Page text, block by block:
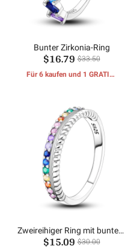
Bunter Zirkonia-Ring
$16.79 $33.50
Für 6 kaufen und 1 GRATIS-
Zweireihiger Ring mit buntem
Zirkoniummuster
$15.09 $30.00